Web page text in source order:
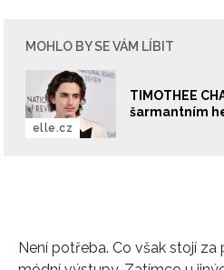
MOHLO BY SE VÁM LÍBIT
TIMOTHEE
šarmantním
elle.cz
Není potřeba. Co však stojí